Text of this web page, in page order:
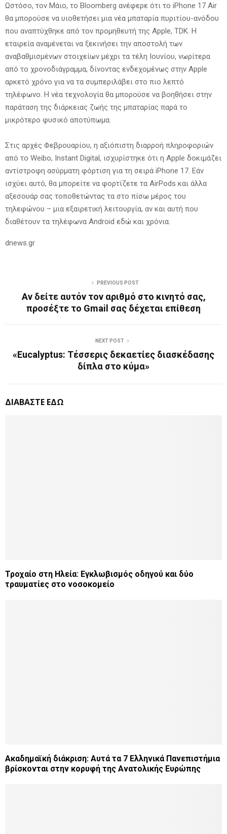
Ωστόσο, τον Μάιο, το Bloomberg ανέφερε ότι το iPhone 17 Air
θα μπορούσε να υιοθετήσει μια νέα μπαταρία πυριτίου-ανόδου
που αναπτύχθηκε από τον προμηθευτή της Apple, TDK. Η
εταιρεία αναμένεται να ξεκινήσει την αποστολή των
αναβαθμισμένων στοιχείων μέχρι τα τέλη Ιουνίου, νωρίτερα
από το χρονοδιάγραμμα, δίνοντας ενδεχομένως στην Apple
αρκετό χρόνο για να τα συμπεριλάβει στο πιο λεπτό
τηλέφωνο. Η νέα τεχνολογία θα μπορούσε να βοηθήσει στην
παράταση της διάρκειας ζωής της μπαταρίας παρά το
μικρότερο φυσικό αποτύπωμα.
Στις αρχές Φεβρουαρίου, η αξιόπιστη διαρροή πληροφοριών
από το Weibo, Instant Digital, ισχυρίστηκε ότι η Apple δοκιμάζει
αντίστροφη ασύρματη φόρτιση για τη σειρά iPhone 17. Εάν
ισχύει αυτό, θα μπορείτε να φορτίζετε τα AirPods και άλλα
αξεσουάρ σας τοποθετώντας τα στο πίσω μέρος του
τηλεφώνου – μια εξαιρετική λειτουργία, αν και αυτή που
διαθέτουν τα τηλέφωνα Android εδώ και χρόνια.
dnews.gr
PREVIOUS POST
Αν δείτε αυτόν τον αριθμό στο κινητό σας,
προσέξτε το Gmail σας δέχεται επίθεση
NEXT POST
«Eucalyptus: Τέσσερις δεκαετίες διασκέδασης
δίπλα στο κύμα»
ΔΙΑΒΑΣΤΕ ΕΔΩ
Τροχαίο στη Ηλεία: Εγκλωβισμός οδηγού και δύο
τραυματίες στο νοσοκομείο
Ακαδημαϊκή διάκριση: Αυτά τα 7 Ελληνικά Πανεπιστήμια
βρίσκονται στην κορυφή της Ανατολικής Ευρώπης